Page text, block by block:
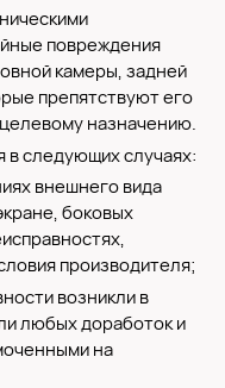
повреждения
камеры, задней
препятствуют его
назначению.
в следующих случаях:
внешнего вида
боковых
производителя;
возникли в
любых доработок и
на